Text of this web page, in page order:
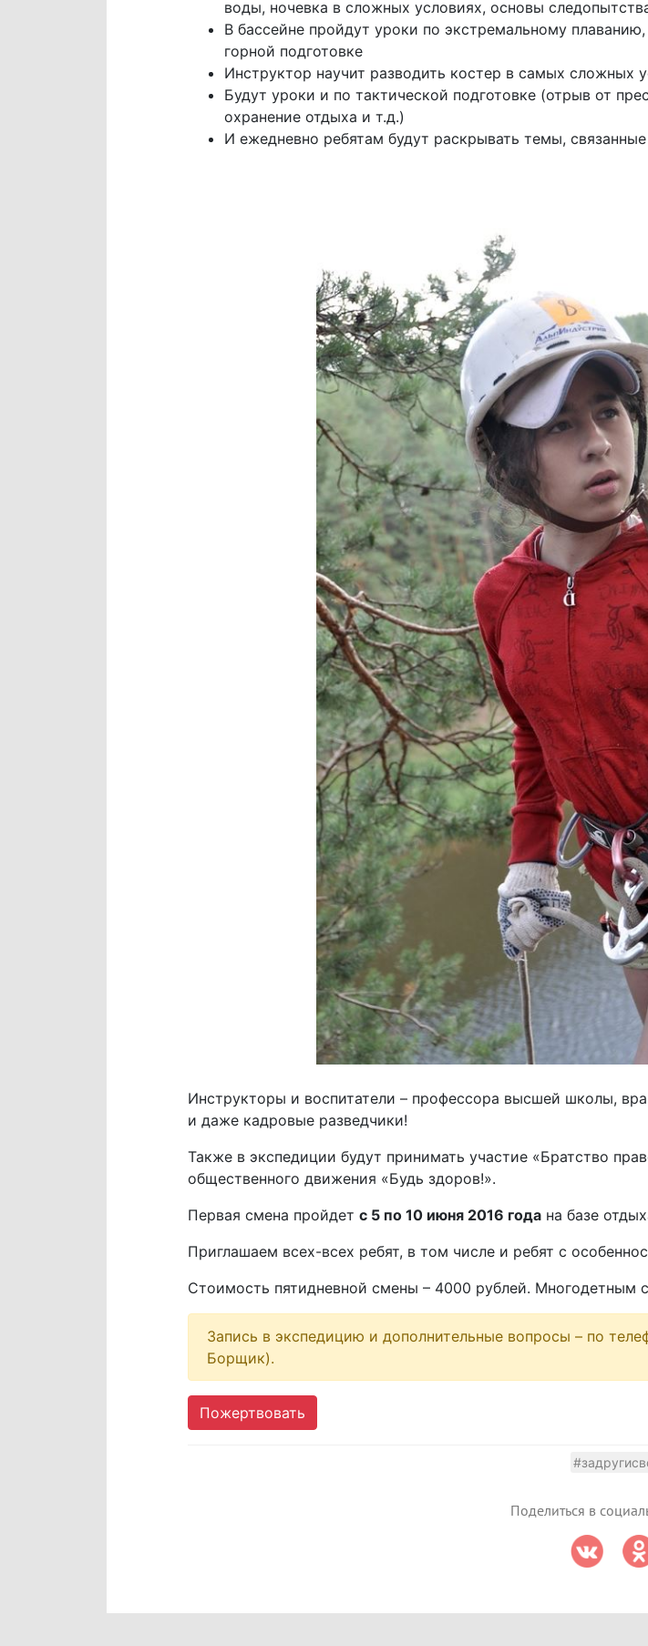
воды, ночевка в сложных условиях, основы
В бассейне пройдут уроки по экстремальному
горной подготовке
Инструктор научит разводить костер в самых сложных
Будут уроки и по тактической подготовке (отрыв от
охранение отдыха и т.д.)
И ежедневно ребятам будут раскрывать темы,
Инструкторы и воспитатели – профессора высшей школы,
и даже кадровые разведчики!
Также в экспедиции будут принимать участие «Братство
общественного движения «Будь здоров!».
Первая смена пройдет с 5 по 10 июня 2016 годана базе
Приглашаем всех-всех ребят, в том числе и ребят с
Стоимость пятидневной смены – 4000 рублей. Многодетным
Запись в экспедицию и дополнительные вопросы – по
Борщик).
Пожертвовать
Поделиться в